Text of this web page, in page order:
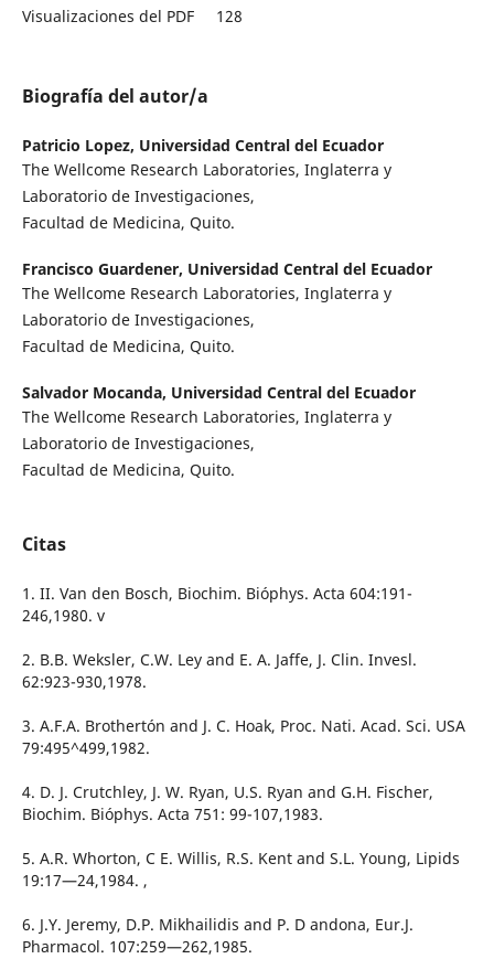
Visualizaciones del PDF 128
Biografía del autor/a
Patricio Lopez, Universidad Central del Ecuador
The Wellcome Research Laboratories, Inglaterra y
Laboratorio de Investigaciones,
Facultad de Medicina, Quito.
Francisco Guardener, Universidad Central del Ecuador
The Wellcome Research Laboratories, Inglaterra y
Laboratorio de Investigaciones,
Facultad de Medicina, Quito.
Salvador Mocanda, Universidad Central del Ecuador
The Wellcome Research Laboratories, Inglaterra y
Laboratorio de Investigaciones,
Facultad de Medicina, Quito.
Citas
1. II. Van den Bosch, Biochim. Bióphys. Acta 604:191-
246,1980. v
2. B.B. Weksler, C.W. Ley and E. A. Jaffe, J. Clin. Invesl.
62:923-930,1978.
3. A.F.A. Brothertón and J. C. Hoak, Proc. Nati. Acad. Sci. USA
79:495^499,1982.
4. D. J. Crutchley, J. W. Ryan, U.S. Ryan and G.H. Fischer,
Biochim. Bióphys. Acta 751: 99-107,1983.
5. A.R. Whorton, C E. Willis, R.S. Kent and S.L. Young, Lipids
19:17—24,1984. ,
6. J.Y. Jeremy, D.P. Mikhailidis and P. D andona, Eur.J.
Pharmacol. 107:259—262,1985.